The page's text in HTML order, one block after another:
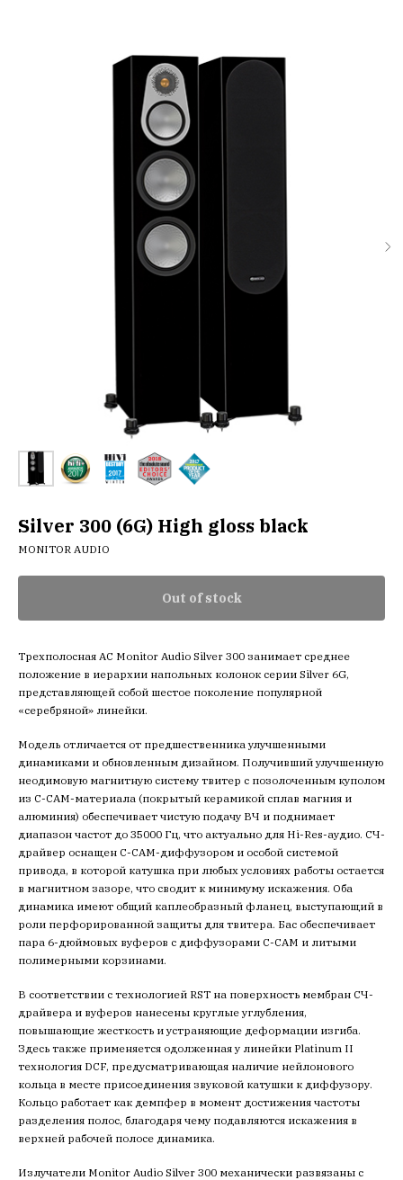
Silver 300 (6G) High gloss black
MONITOR AUDIO
Out of stock
Трехполосная АС Monitor Audio Silver 300 занимает среднее
положение в иерархии напольных колонок серии Silver 6G,
представляющей собой шестое поколение популярной
«серебряной» линейки.
Модель отличается от предшественника улучшенными
динамиками и обновленным дизайном. Получивший улучшенную
неодимовую магнитную систему твитер с позолоченным куполом
из C-CAM-материала (покрытый керамикой сплав магния и
алюминия) обеспечивает чистую подачу ВЧ и поднимает
диапазон частот до 35000 Гц, что актуально для Hi-Res-аудио. СЧ-
драйвер оснащен C-CAM-диффузором и особой системой
привода, в которой катушка при любых условиях работы остается
в магнитном зазоре, что сводит к минимуму искажения. Оба
динамика имеют общий каплеобразный фланец, выступающий в
роли перфорированной защиты для твитера. Бас обеспечивает
пара 6-дюймовых вуферов с диффузорами C-CAM и литыми
полимерными корзинами.
В соответствии с технологией RST на поверхность мембран СЧ-
драйвера и вуферов нанесены круглые углубления,
повышающие жесткость и устраняющие деформации изгиба.
Здесь также применяется одолженная у линейки Platinum II
технология DCF, предусматривающая наличие нейлонового
кольца в месте присоединения звуковой катушки к диффузору.
Кольцо работает как демпфер в момент достижения частоты
разделения полос, благодаря чему подавляются искажения в
верхней рабочей полосе динамика.
Излучатели Monitor Audio Silver 300 механически развязаны с